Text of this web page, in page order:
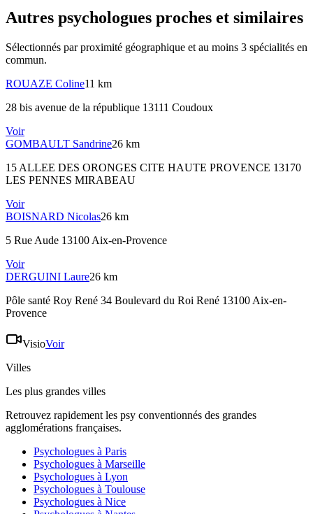
Autres psychologues proches et similaires
Sélectionnés par proximité géographique et au moins 3 spécialités en
commun.
ROUAZE Coline11 km
28 bis avenue de la république 13111 Coudoux
Voir
GOMBAULT Sandrine26 km
15 ALLEE DES ORONGES CITE HAUTE PROVENCE 13170
LES PENNES MIRABEAU
Voir
BOISNARD Nicolas26 km
5 Rue Aude 13100 Aix-en-Provence
Voir
DERGUINI Laure26 km
Pôle santé Roy René 34 Boulevard du Roi René 13100 Aix-en-
Provence
VisioVoir
Villes
Les plus grandes villes
Retrouvez rapidement les psy conventionnés des grandes
agglomérations françaises.
Psychologues à Paris
Psychologues à Marseille
Psychologues à Lyon
Psychologues à Toulouse
Psychologues à Nice